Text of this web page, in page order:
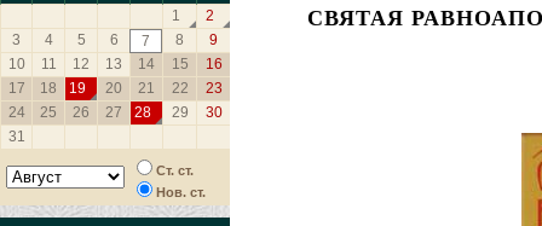
1
2
3
4 5 6 7 8
9
10
11 12 13 14 15
16
17
18 19 20 21 22
23
24
25 26 27 28 29
30
31
Ст. ст.
Нов. ст.
СВЯТАЯ